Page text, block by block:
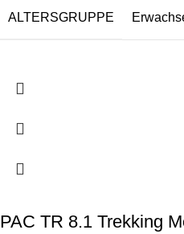
ALTERSGRUPPE
PAC TR 8.1 Trekking